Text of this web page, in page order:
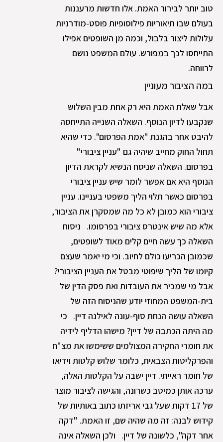
טוב יותר לבירור האמת. אלו חדשות מרעננות
בעולם שבו תיאוריות פילוסופיות פוסט-מודרניות
עלולות ליצור בלבול, וכמה מן השופטים אפילו
התייחסו לכך במפורש. עולם המשפט נושם
לרווחה.
במה הציבור מעוניין
אבל שאלת האמת היא רק אחת מבין השלוש
שנקבעו לדיון הנוסף. השאלה השנייה התייחסה
להיבט אחר בהגנת "אמת הפרסום". כדי שהיא
תחול החוק מחייב שיהיה גם "עניין ציבורי"
בפרסום. השאלה שניסח הנשיא לקראת הדיון
הנוסף היא אם אפשר לומר שיש עניין ציבורי
בפרסום כאשר תלוי הליך משפטי בעניינו. עניין
ציבורי הוא כמובן לא כל מה שמסקרן את הציבור,
אלא מה שיש אינטרס ציבורי בפרסומו. ניסוח
השאלה כך עשה חיים קלים מאוד לשופטים,
שכמובן הכריעו כולם לחיוב. וכי מי יאמר שעצם
קיומו של הליך שיפוטי מבטל את העניין הציבורי?
אבל מי שמכיר את העובדות ואת פסק הדין של
בית-המשפט המחוזי יודע שהניסוח הזה של
השאלה עושה הנחת סוף-עונה לאילנה דיין. כי
מה היתה הכתבה של דיין? מישהו הדליף לידיה
את חומרי החקירה המצולמים ששימשו את מצ"ח
והפרקליטות הצבאית, כלומר שלוש קלטות וידיאו
של חומר ראייתי. דיין ישבה על הקלטות האלה,
ערכה אותן כמיטב כשרונה, והגישה לציבור מוצר
של 17 דקות שעל גבי אריזתו כתוב באותיות של
קידוש לבנה: זה מה שהיה שם, זו האמת. "דקה
אחר דקה", כלשונה של דיין. ולכן השאלה אינה